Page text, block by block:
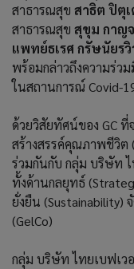
สาธารณสุข สาธิต ปิตุ
สาธารณสุข สุขุม กาญ
แพทย์ธเรศ กรัษนัยรวิ
พร้อมกล่าวถึงความร่ว
ในสถานการณ์ Covid-
ด้วยวิสัยทัศน์ของ GC
สร้างสรรค์คุณภาพชีวิต
ร่วมกันกับ กลุ่ม บริษัท
ทั้งด้านกลยุทธ์
ยั่งยืน (Sustainability)
(GelCo)
กลุ่ม บริษัท ไทยเบฟเว